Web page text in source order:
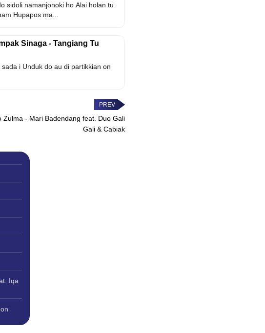
sidoli namanjonoki ho Alai holan tu
Hupapos ma...
Sinaga - Tangiang Tu
i Unduk do au di partikkian on
Zulma - Mari Badendang feat. Duo Gali
Gali & Cabiak
Iqa